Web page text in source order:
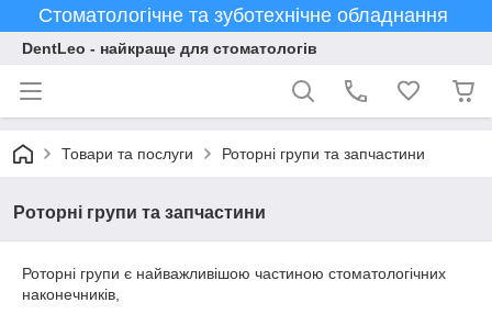
Стоматологічне та зуботехнічне обладнання
DentLeo - найкраще для стоматологів
Товари та послуги Роторні групи та запчастини
Роторні групи та запчастини
Роторні групи є найважливішою частиною стоматологічних
наконечників,